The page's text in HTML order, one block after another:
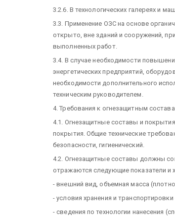
3.2.6. В технологических галереях и
3.3. Применение ОЗС на основе
открыто, вне зданий и сооружений,
выполненных работ.
3.4. В случае необходимости
энергетических предприятий,
необходимости дополнительного
техническим руководителем.
4. Требования к огнезащитным
4.1. Огнезащитные составы и
покрытия. Общие технические
безопасности, гигиенический.
4.2. Огнезащитные составы должны
отражаются следующие показатели и
- внешний вид, объемная масса
- условия хранения и транспортировки
- сведения по технологии нанесения